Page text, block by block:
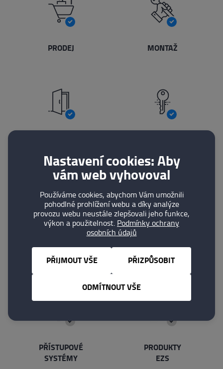
PRODEJ MONTAŽ
TREZORY BEZPEČNOSTNÍ
DVEŘE
PŘÍSTUPOVÉ
SYSTÉMY
PRODUKTY
EZS
Nastavení cookies: Aby
vám web vyhovoval
Používáme cookies, abychom Vám umožnili
pohodlné prohlížení webu a díky analýze
provozu webu neustále zlepšovali jeho funkce,
výkon a použitelnost.Podmínky ochrany
osobních údajů
PŘIZPŮSOBIT
ODMÍTNOUT VŠE
PŘIJMOUT VŠE